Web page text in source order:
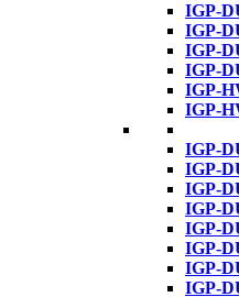
IGP-
IGP-
IGP-
IGP-
IGP-
IGP-
IGP-
IGP-
IGP-
IGP-
IGP-
IGP-
IGP-
IGP-